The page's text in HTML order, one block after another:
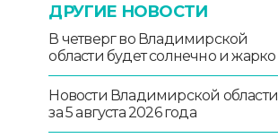
ДРУГИЕ НОВОСТИ
В четверг во Владимирской
области будет солнечно и жарко
Новости Владимирской области
за 5 августа 2026 года